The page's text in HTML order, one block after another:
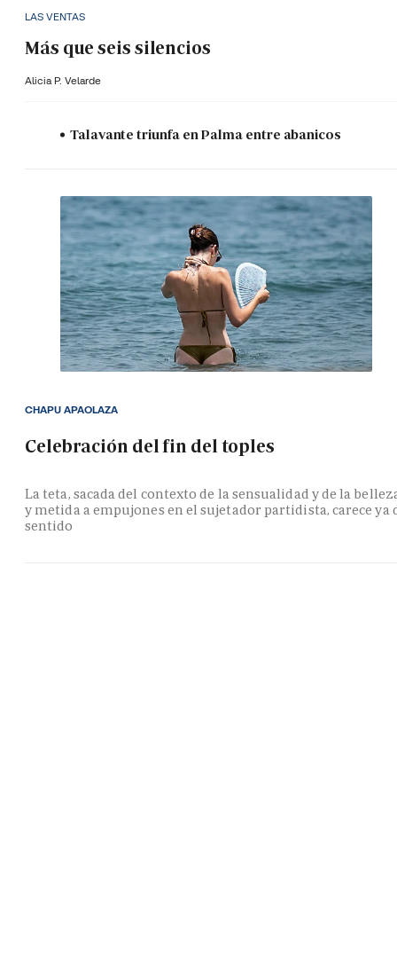
LAS VENTAS
Más que seis silencios
Alicia P. Velarde
Talavante triunfa en Palma entre abanicos
Celebración del fin del toples
La teta, sacada del contexto de la sensualidad y de la
y metida a empujones en el sujetador partidista, carece ya
sentido
CHAPU APAOLAZA